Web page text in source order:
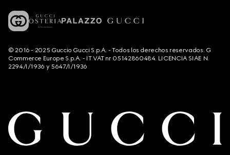
© 2016 - 2025 Guccio Gucci S.p.A. - Todos los derechos reservados. G
Commerce Europe S.p.A. - IT VAT nr 05142860484. LICENCIA SIAE N.
2294/I/1936 y 5647/I/1936